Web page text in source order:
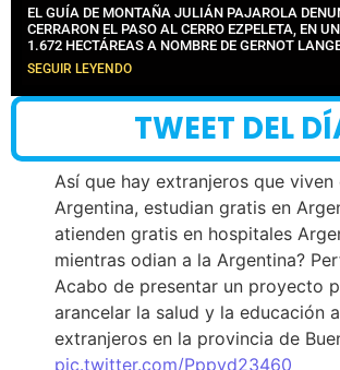
EL GUÍA DE MONTAÑA JULIÁN PAJAROLA
CERRARON EL PASO AL CERRO EZPELETA, EN
1.672 HECTÁREAS A NOMBRE DE GERNOT
SEGUIR LEYENDO
TWEET DEL
Así que hay extranjeros que viven
Argentina, estudian gratis en
atienden gratis en hospitales
mientras odian a la Argentina?
Acabo de presentar un proyecto
arancelar la salud y la educación a
extranjeros en la provincia de
pic.twitter.com/Pppyd23460